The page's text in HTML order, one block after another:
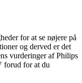
for at se nøjere på
og derved er det
vurderinger af Philips
forud for at du